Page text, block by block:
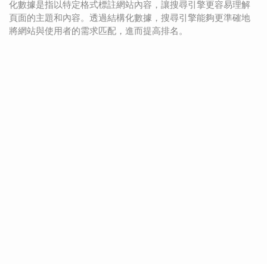
化數據是指以特定格式標註網站內容，讓搜尋引擎更容易理解
頁面的主題和內容。透過結構化數據，搜尋引擎能夠更準確地
將網站與使用者的需求匹配，進而提高排名。